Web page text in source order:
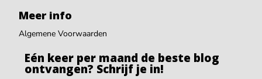
Meer info
Algemene Voorwaarden
Eén keer per maand de beste blog
ontvangen? Schrijf je in!